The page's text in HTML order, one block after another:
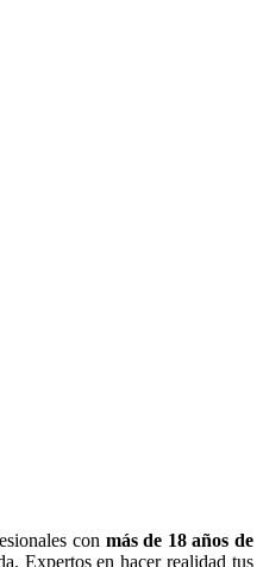
con más de 18 años de
Expertos en hacer realidad tus